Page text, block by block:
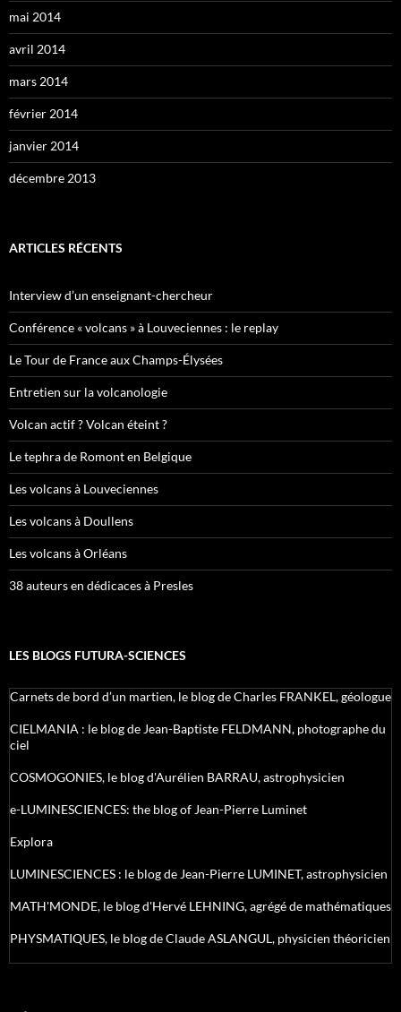
mai 2014
avril 2014
mars 2014
février 2014
janvier 2014
décembre 2013
ARTICLES RÉCENTS
Interview d’un enseignant-chercheur
Conférence « volcans » à Louveciennes : le replay
Le Tour de France aux Champs-Élysées
Entretien sur la volcanologie
Volcan actif ? Volcan éteint ?
Le tephra de Romont en Belgique
Les volcans à Louveciennes
Les volcans à Doullens
Les volcans à Orléans
38 auteurs en dédicaces à Presles
LES BLOGS FUTURA-SCIENCES
Carnets de bord d’un martien, le blog de Charles FRANKEL, géologue
CIELMANIA : le blog de Jean-Baptiste FELDMANN, photographe du
ciel
COSMOGONIES, le blog d'Aurélien BARRAU, astrophysicien
e-LUMINESCIENCES: the blog of Jean-Pierre Luminet
Explora
LUMINESCIENCES : le blog de Jean-Pierre LUMINET, astrophysicien
MATH'MONDE, le blog d'Hervé LEHNING, agrégé de mathématiques
PHYSMATIQUES, le blog de Claude ASLANGUL, physicien théoricien